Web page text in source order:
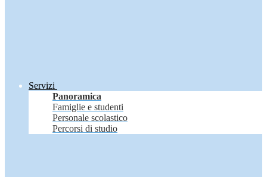
Servizi
Panoramica
Famiglie e studenti
Personale scolastico
Percorsi di studio